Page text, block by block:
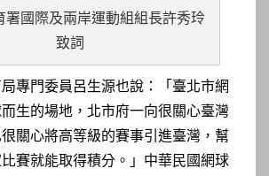
署國際及兩岸運動組組長許秀玲
致詞
專門委員呂生源也說：「臺北市網
生的場地，北市府一向很關心臺灣
關心將高等級的賽事引進臺灣，幫
賽就能取得積分。」中華民國網球